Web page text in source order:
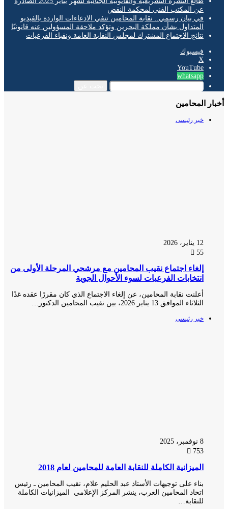
عن المكتب الفني لمحكمة النقض
في بيان رسمي.. نقابة المحامين تنفي الادعاءات الواردة بالفيديو
المتداول بشأن مملكة البحرين وتؤكد ملاحقة المسؤولين عنه قانونيًا
نتائج الاجتماع المشترك لمجلس النقابة العامة ونقباء الفرعيات
فيسبوك
‫YouTube
whatsapp
المحامين
خبر رئيسى
إلغاء اجتماع نقيب المحامين مع مرشحي المرحلة الأولى من
انتخابات الفرعيات لسوء الأحوال الجوية
أعلنت نقابة المحامين، عن إلغاء الاجتماع الذي كان مقررًا عقده غدًا
الثلاثاء الموافق 13 يناير 2026، بين نقيب المحامين الدكتور…
خبر رئيسى
الميزانية الكاملة للنقابة العامة للمحامين لعام 2018
بناء على توجيهات الأستاذ عبد الحليم علام، نقيب المحامين ـ رئيس
اتحاد المحامين العرب، ينشر المركز الإعلامي الميزانيات الكاملة
للنقابة…